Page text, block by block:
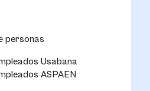
personas
Usabana
ASPAEN